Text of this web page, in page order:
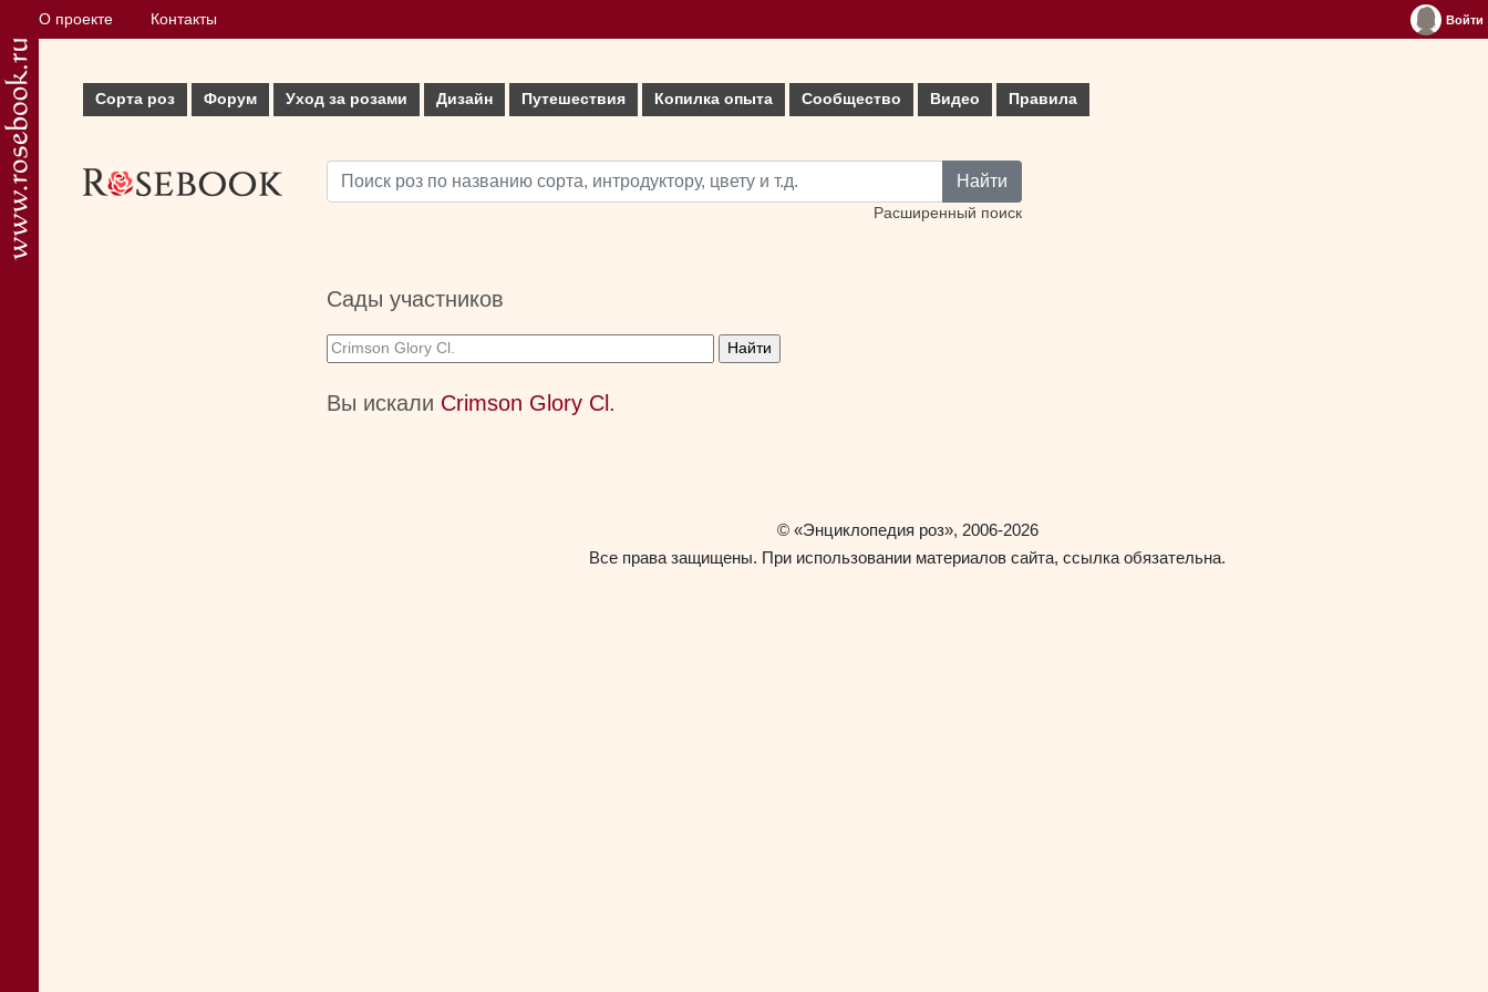
О проекте Контакты Войти
Сорта роз Форум Уход за розами Дизайн Путешествия Копилка опыта Сообщество Видео Правила
Найти
Расширенный поиск
Сады участников
Вы искали Crimson Glory Cl.
© «Энциклопедия роз», 2006-2026
Все права защищены. При использовании материалов сайта, ссылка обязательна.